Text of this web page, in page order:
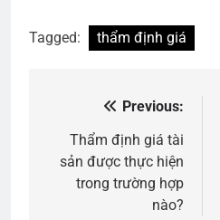
Tagged: thẩm định giá
hướng
Previous:
Thẩm định giá tài
sản được thực hiện
trong trường hợp
nào?